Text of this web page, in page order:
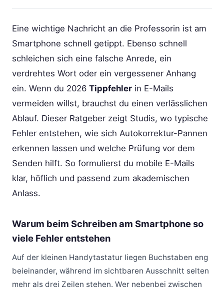
Eine wichtige Nachricht an die Professorin ist am
Smartphone schnell getippt. Ebenso schnell
schleichen sich eine falsche Anrede, ein
verdrehtes Wort oder ein vergessener Anhang
ein. Wenn du 2026 Tippfehler in E-Mails
vermeiden willst, brauchst du einen verlässlichen
Ablauf. Dieser Ratgeber zeigt Studis, wo typische
Fehler entstehen, wie sich Autokorrektur-Pannen
erkennen lassen und welche Prüfung vor dem
Senden hilft. So formulierst du mobile E-Mails
klar, höflich und passend zum akademischen
Anlass.
Warum beim Schreiben am Smartphone so
viele Fehler entstehen
Auf der kleinen Handytastatur liegen Buchstaben eng
beieinander, während im sichtbaren Ausschnitt selten
mehr als drei Zeilen stehen. Wer nebenbei zwischen